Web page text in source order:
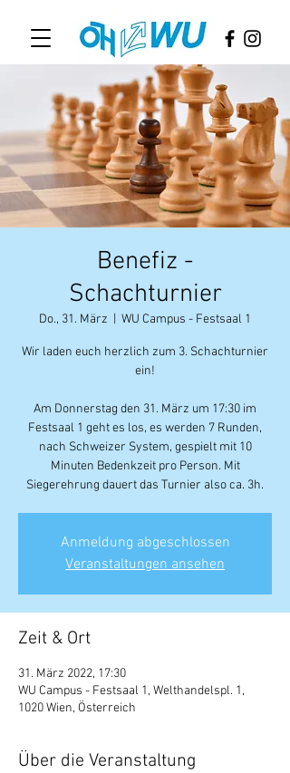
Benefiz -
Schachturnier
Do., 31. März WU Campus - Festsaal 1
Wir laden euch herzlich zum 3. Schachturnier
ein!
Am Donnerstag den 31. März um 17:30 im
Festsaal 1 geht es los, es werden 7 Runden,
nach Schweizer System, gespielt mit 10
Minuten Bedenkzeit pro Person. Mit
Siegerehrung dauert das Turnier also ca. 3h.
Anmeldung abgeschlossen
Veranstaltungen ansehen
Zeit & Ort
31. März 2022, 17:30
WU Campus - Festsaal 1, Welthandelspl. 1,
1020 Wien, Österreich
Über die Veranstaltung